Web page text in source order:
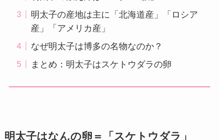
明太子の産地は主に「北海道産」「ロシア
産」「アメリカ産」
なぜ明太子は博多の名物なのか？
まとめ：明太子はスケトウダラの卵
明太子はなんの卵＝「スケトウダラ」